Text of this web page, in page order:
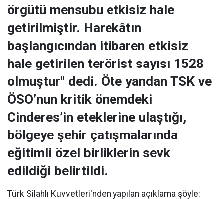
örgütü mensubu etkisiz hale
getirilmiştir. Harekâtın
başlangıcından itibaren etkisiz
hale getirilen terörist sayısı 1528
olmuştur" dedi. Öte yandan TSK ve
ÖSO’nun kritik önemdeki
Cinderes’in eteklerine ulaştığı,
bölgeye şehir çatışmalarında
eğitimli özel birliklerin sevk
edildiği belirtildi.
Türk Silahlı Kuvvetleri'nden yapılan açıklama şöyle: